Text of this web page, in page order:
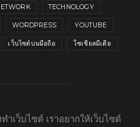
TECHNOLOGY
WORDPRESS YOUTUBE
เว็บไซต์บนมือถือ โซเชียลมีเดีย
ำเว็บไซต์ เราอยากให้เว็บไซต์